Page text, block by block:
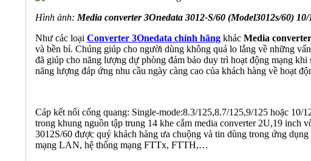
Hình ảnh: Media converter 3Onedata 3012-S/60 (Model3012s/60)
Như các loại Converter 3Onedata chính hãng khác Media
và bền bỉ. Chúng giúp cho người dùng không quá lo lắng về những
đã giúp cho năng lượng dự phòng đảm bảo duy trì hoạt động mạng
năng lượng đáp ứng nhu cầu ngày càng cao của khách hàng về hoạt
Cáp kết nối cổng quang: Single-mode:8.3/125,8.7/125,9/125 hoặc
trong khung nguồn tập trung 14 khe cắm media converter 2U,19 inch
3012S/60 được quý khách hàng ưa chuộng và tin dùng trong ứng
mạng LAN, hệ thống mạng FTTx, FTTH,…